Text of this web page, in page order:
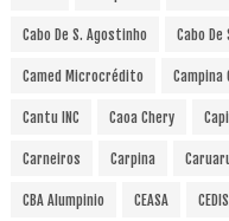
Cabo De S. Agostinho Cabo
Camed Microcrédito Campina
Cantu INC Caoa Chery
Carneiros Carpina
CBA Alumpinio CEASA